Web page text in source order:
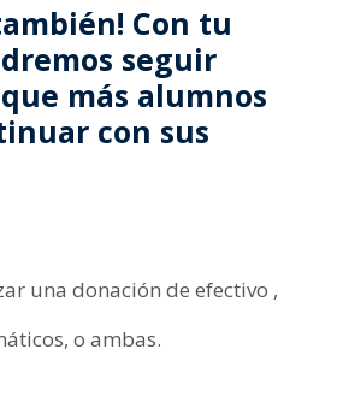
Con tu
seguir
más alumnos
con sus
una donación de efectivo ,
o ambas.